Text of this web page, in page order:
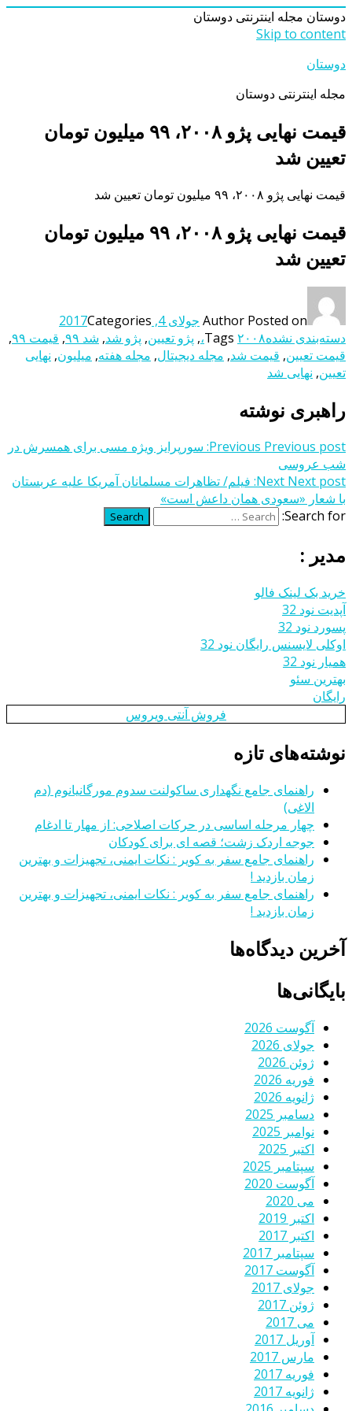
دوستان مجله اینترنتی دوستان
Skip to content
دوستان
مجله اینترنتی دوستان
قیمت نهایی پژو ۲۰۰۸، ۹۹ میلیون تومان
تعیین شد
قیمت نهایی پژو ۲۰۰۸، ۹۹ میلیون تومان تعیین شد
قیمت نهایی پژو ۲۰۰۸، ۹۹ میلیون تومان
تعیین شد
Author Posted on جولای 4, 2017
Categories
دسته‌بندی نشده
Tags ۲۰۰۸، , پژو تعیین, پژو شد, شد ۹۹ , قیمت ۹۹
,
قیمت تعیین, قیمت شد, مجله دیجیتال, مجله هفته, میلیون, نهایی
تعیین, نهایی شد
راهبری نوشته
Previous Previous post:
سورپرایز ویژه مسی برای همسرش در
شب عروسی
Next Next post:
فیلم/ تظاهرات مسلمانان آمریکا علیه عربستان
با شعار «سعودی همان داعش است»
Search for:
Search
مدیر :
خرید بک لینک فالو
آپدیت نود 32
پسورد نود 32
اوکلی لایسنس رایگان نود 32
همیار نود 32
بهترین سئو
رایگان
فروش آنتی ویروس
نوشته‌های تازه
راهنمای جامع نگهداری ساکولنت سدوم مورگانیانوم (دم
الاغی)
چهار مرحله اساسی در حرکات اصلاحی: از مهار تا ادغام
جوجه اردک زشت؛ قصه ای برای کودکان
راهنمای جامع سفر به کویر : نکات ایمنی، تجهیزات و بهترین
زمان بازدید !
راهنمای جامع سفر به کویر : نکات ایمنی، تجهیزات و بهترین
زمان بازدید !
آخرین دیدگاه‌ها
بایگانی‌ها
آگوست 2026
جولای 2026
ژوئن 2026
فوریه 2026
ژانویه 2026
دسامبر 2025
نوامبر 2025
اکتبر 2025
سپتامبر 2025
آگوست 2020
می 2020
اکتبر 2019
اکتبر 2017
سپتامبر 2017
آگوست 2017
جولای 2017
ژوئن 2017
می 2017
آوریل 2017
مارس 2017
فوریه 2017
ژانویه 2017